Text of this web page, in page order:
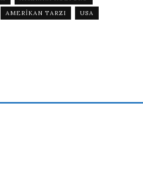
AMERIKAN TARZI
USA